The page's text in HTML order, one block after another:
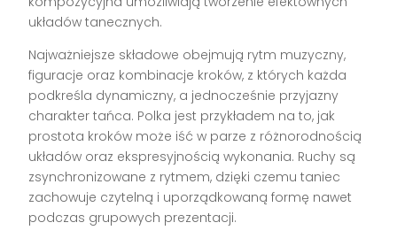
układów tanecznych.
Najważniejsze składowe obejmują rytm muzyczny,
figuracje oraz kombinacje kroków, z których każda
podkreśla dynamiczny, a jednocześnie przyjazny
charakter tańca. Polka jest przykładem na to, jak
prostota kroków może iść w parze z różnorodnością
układów oraz ekspresyjnością wykonania. Ruchy są
zsynchronizowane z rytmem, dzięki czemu taniec
zachowuje czytelną i uporządkowaną formę nawet
podczas grupowych prezentacji.